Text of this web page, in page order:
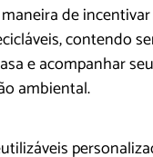
de
contendo
e acompanhar seu
ambiental.